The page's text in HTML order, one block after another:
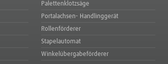
Palettenklotzsäge
Portalachsen- Handlinggerät
Rollenförderer
Stapelautomat
Winkelübergabeförderer